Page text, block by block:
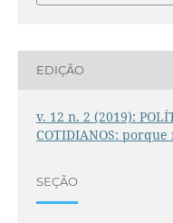
EDIÇÃO
v. 12 n. 2 (2019):
COTIDIANOS:
SEÇÃO